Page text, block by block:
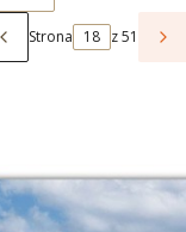
Poprzednie produkty
Strona z 51